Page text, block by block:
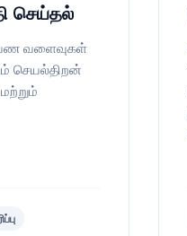
செய்தல்
வளைவுகள்
செயல்திறன்